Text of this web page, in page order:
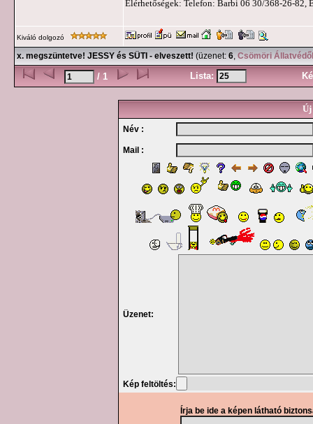
Elérhetőségek: Telefon: Barbi 06 30/368-26-82,
Kiváló dolgozó
x. megszüntetve! JESSY és SÜTI - elveszett! (üzenet: 6, Csömöri
/ 1 Lista:
Új
Név :
Mail :
Üzenet:
Kép feltöltés:
Írja be ide a képen látható